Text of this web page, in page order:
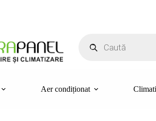
search
Aer condiționat